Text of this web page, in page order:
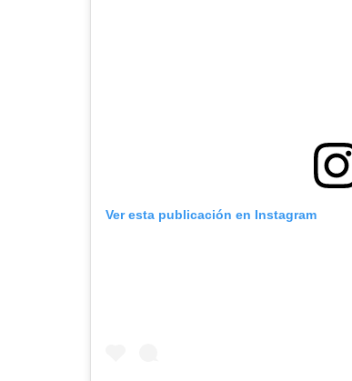
Ver esta publicación en Instagram